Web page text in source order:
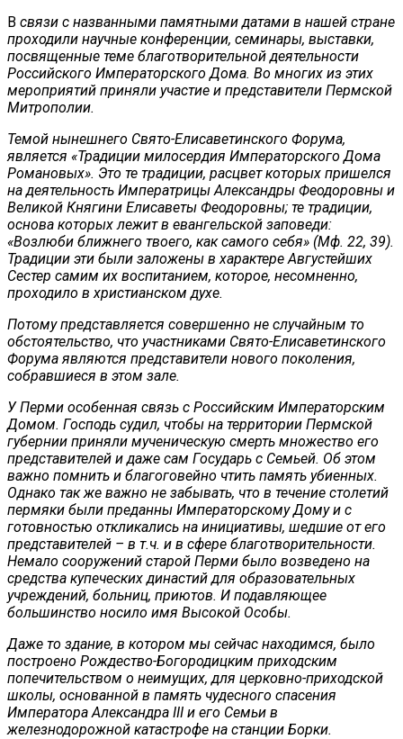
В связи с названными памятными датами в нашей стране
проходили научные конференции, семинары, выставки,
посвященные теме благотворительной деятельности
Российского Императорского Дома. Во многих из этих
мероприятий приняли участие и представители Пермской
Митрополии.
Темой нынешнего Свято-Елисаветинского Форума,
является «Традиции милосердия Императорского Дома
Романовых». Это те традиции, расцвет которых пришелся
на деятельность Императрицы Александры Феодоровны и
Великой Княгини Елисаветы Феодоровны; те традиции,
основа которых лежит в евангельской заповеди:
«Возлюби ближнего твоего, как самого себя» (Мф. 22, 39).
Традиции эти были заложены в характере Августейших
Сестер самим их воспитанием, которое, несомненно,
проходило в христианском духе.
Потому представляется совершенно не случайным то
обстоятельство, что участниками Свято-Елисаветинского
Форума являются представители нового поколения,
собравшиеся в этом зале.
У Перми особенная связь с Российским Императорским
Домом. Господь судил, чтобы на территории Пермской
губернии приняли мученическую смерть множество его
представителей и даже сам Государь с Семьей. Об этом
важно помнить и благоговейно чтить память убиенных.
Однако так же важно не забывать, что в течение столетий
пермяки были преданны Императорскому Дому и с
готовностью откликались на инициативы, шедшие от его
представителей – в т.ч. и в сфере благотворительности.
Немало сооружений старой Перми было возведено на
средства купеческих династий для образовательных
учреждений, больниц, приютов. И подавляющее
большинство носило имя Высокой Особы.
Даже то здание, в котором мы сейчас находимся, было
построено Рождество-Богородицким приходским
попечительством о неимущих, для церковно-приходской
школы, основанной в память чудесного спасения
Императора Александра III и его Семьи в
железнодорожной катастрофе на станции Борки.